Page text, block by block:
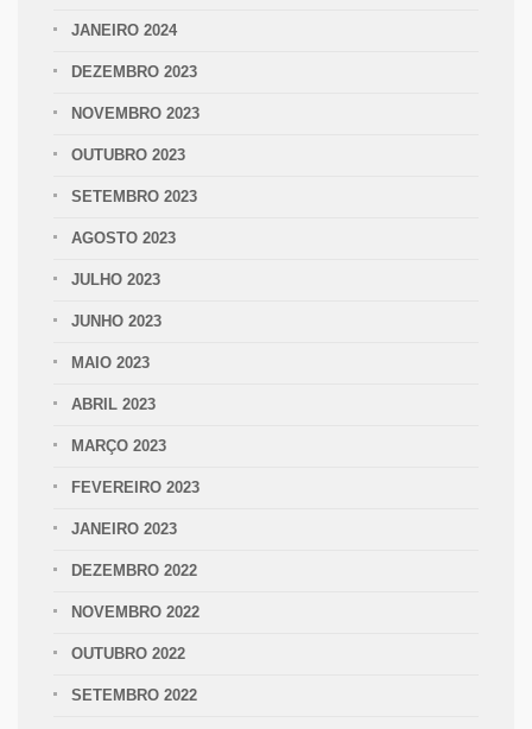
JANEIRO 2024
DEZEMBRO 2023
NOVEMBRO 2023
OUTUBRO 2023
SETEMBRO 2023
AGOSTO 2023
JULHO 2023
JUNHO 2023
MAIO 2023
ABRIL 2023
MARÇO 2023
FEVEREIRO 2023
JANEIRO 2023
DEZEMBRO 2022
NOVEMBRO 2022
OUTUBRO 2022
SETEMBRO 2022